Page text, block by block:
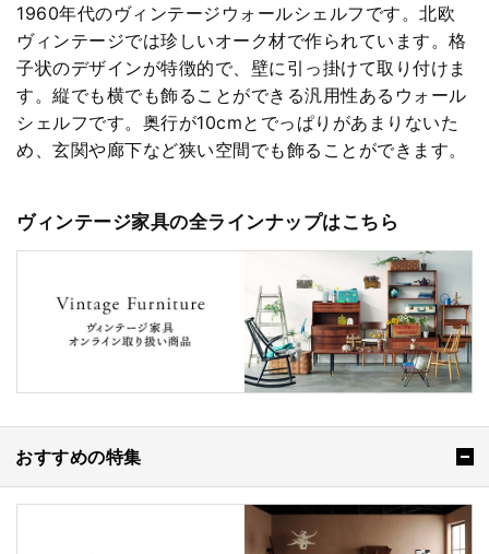
1960年代のヴィンテージウォールシェルフです。北欧
ヴィンテージでは珍しいオーク材で作られています。格
子状のデザインが特徴的で、壁に引っ掛けて取り付けま
す。縦でも横でも飾ることができる汎用性あるウォール
シェルフです。奥行が10cmとでっぱりがあまりないた
め、玄関や廊下など狭い空間でも飾ることができます。
ヴィンテージ家具の全ラインナップはこちら
おすすめの特集